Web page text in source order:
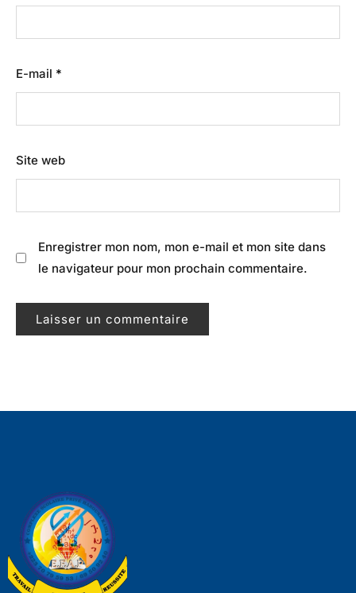
E-mail *
Site web
Enregistrer mon nom, mon e-mail et mon site dans
le navigateur pour mon prochain commentaire.